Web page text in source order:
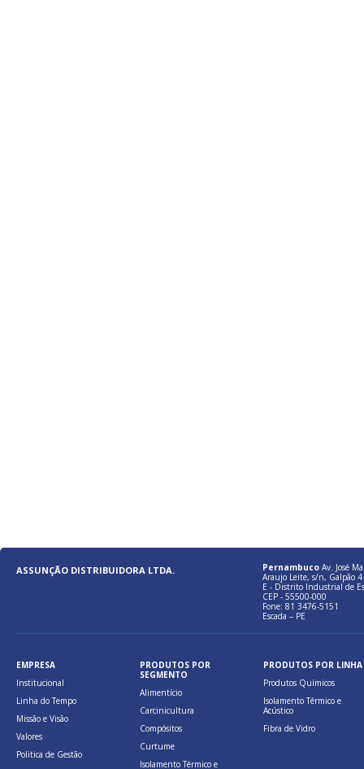
ASSUNÇÃO DISTRIBUIDORA LTDA. Pernambuco Av. José
Araujo Leite, s/n, Galpão 4
E - Distrito Industrial de
CEP - 55500-000
Fone: 81 3476-5151
Escada – PE
EMPRESA
Institucional
Linha do Tempo
Missão e Visão
Valores
Politica de Gestão
PRODUTOS POR
SEGMENTO
Alimentício
Carcinicultura
Compósitos
Curtume
Isolamento Térmico e
PRODUTOS POR LINHA
Produtos Químicos
Isolamento Térmico e
Acústico
Fibra de Vidro